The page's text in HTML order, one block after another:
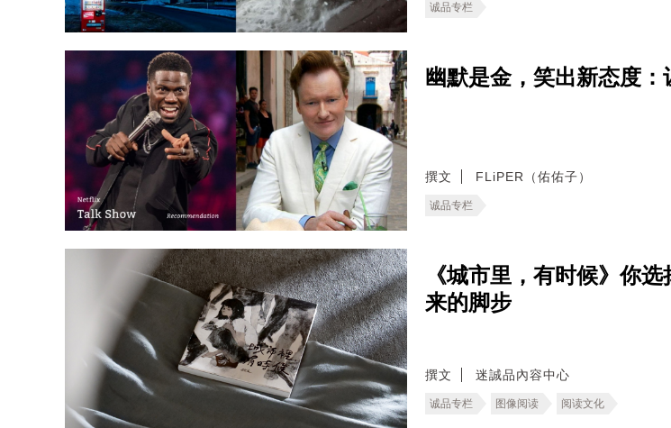
诚品专栏
幽默是金，笑出新态度
撰文 FLiPER（佑佑子）
诚品专栏
《城市里，有时候》你
来的脚步
撰文 迷誠品內容中心
诚品专栏 图像阅读 阅读文化